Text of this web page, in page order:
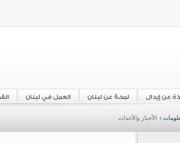
العمل في لبنان لمحة عن لبنان عن إيدال
› الأخبار والأحداث